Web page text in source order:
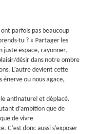
parfois pas beaucoup
tu ? » Partager les
juste espace, rayonner,
désir dans notre ombre
L’autre devient cette
énerve ou nous agace,
antinaturel et déplacé.
d’ambition que de
de vivre
donc aussi s’exposer